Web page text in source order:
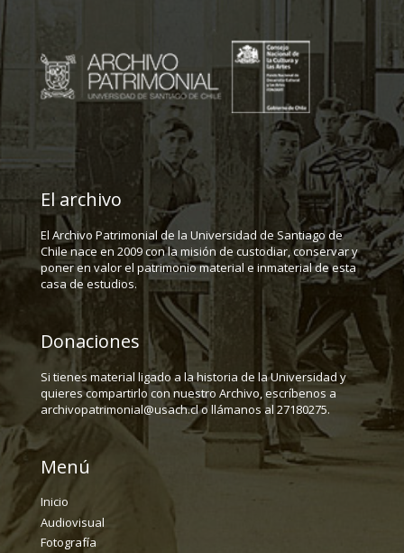
El archivo
El Archivo Patrimonial de la Universidad de Santiago de
Chile nace en 2009 con la misión de custodiar, conservar y
poner en valor el patrimonio material e inmaterial de esta
casa de estudios.
Donaciones
Si tienes material ligado a la historia de la Universidad y
quieres compartirlo con nuestro Archivo, escríbenos a
archivopatrimonial@usach.cl o llámanos al 27180275.
Menú
Inicio
Audiovisual
Fotografía